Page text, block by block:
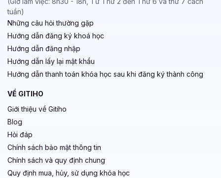
tuần)
Những câu hỏi thường gặp
Hướng dẫn đăng ký khoá học
Hướng dẫn đăng nhập
Hướng dẫn lấy lại mật khẩu
Hướng dẫn thanh toán khóa học sau khi đăng ký thành công
VỀ GITIHO
Giới thiệu về Gitiho
Blog
Hỏi đáp
Chính sách bảo mật thông tin
Chính sách và quy định chung
Quy định mua, hủy, sử dụng khóa học